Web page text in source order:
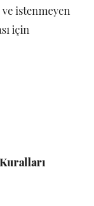
ve istenmeyen
için